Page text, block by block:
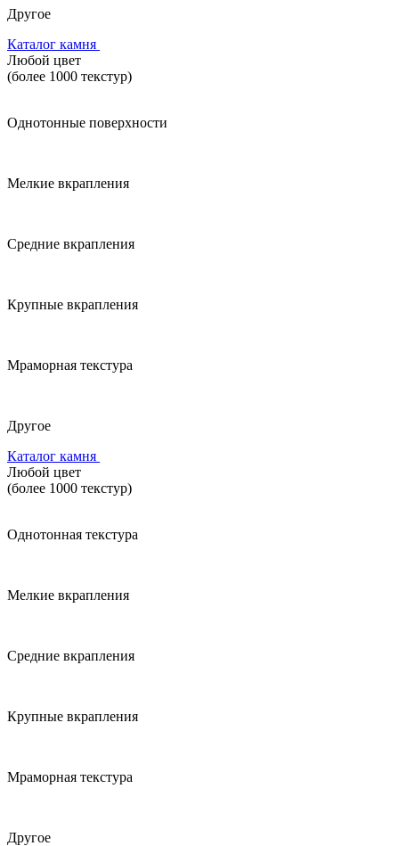
Другое
Каталог камня
Любой цвет
(более 1000 текстур)
Однотонные поверхности
Мелкие вкрапления
Средние вкрапления
Крупные вкрапления
Мраморная текстура
Другое
Каталог камня
Любой цвет
(более 1000 текстур)
Однотонная текстура
Мелкие вкрапления
Средние вкрапления
Крупные вкрапления
Мраморная текстура
Другое